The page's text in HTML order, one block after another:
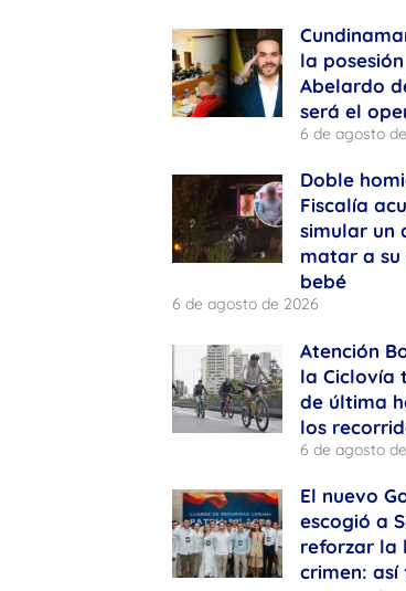
la
Abelardo
será el
6 de agosto
Doble
Fiscalía
simular un
matar a su
bebé
6 de agosto de 2026
Atención
la Ciclovía
de última
los
6 de agosto
El nuevo
escogió a
reforzar la
crimen: